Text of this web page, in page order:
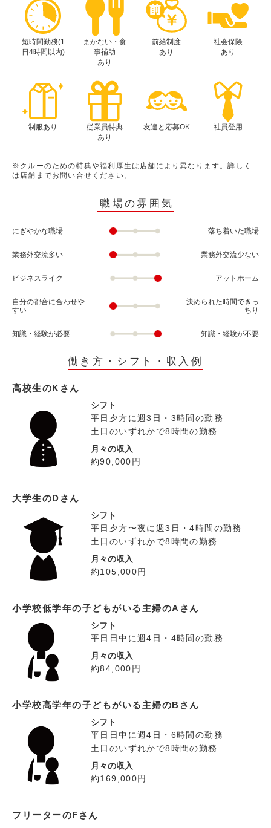
短時間勤務(1
日4時間以内)
まかない・食
事補助
あり
前給制度
あり
社会保険
あり
制服あり
従業員特典
あり
友達と応募OK 社員登用
※クルーのための特典や福利厚生は店舗により異なります。詳しく
は店舗までお問い合せください。
職場の雰囲気
にぎやかな職場 落ち着いた職場
業務外交流多い 業務外交流少ない
ビジネスライク アットホーム
自分の都合に合わせや
すい
決められた時間できっ
ちり
知識・経験が必要 知識・経験が不要
働き方・シフト・収入例
高校生のKさん
シフト
平日夕方に週3日・3時間の勤務
土日のいずれかで8時間の勤務
月々の収入
約90,000円
大学生のDさん
シフト
平日夕方〜夜に週3日・4時間の勤務
土日のいずれかで8時間の勤務
月々の収入
約105,000円
小学校低学年の子どもがいる主婦のAさん
シフト
平日日中に週4日・4時間の勤務
月々の収入
約84,000円
小学校高学年の子どもがいる主婦のBさん
シフト
平日日中に週4日・6時間の勤務
土日のいずれかで8時間の勤務
月々の収入
約169,000円
フリーターのFさん